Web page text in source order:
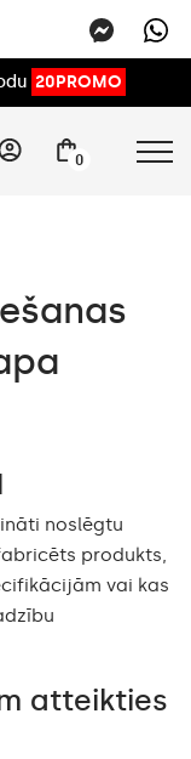
20PROMO
0
noslēgtu
produkts,
vai kas
atteikties